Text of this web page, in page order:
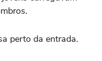
perto da entrada.